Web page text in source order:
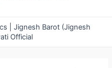
| Jignesh Barot (Jignesh
Official